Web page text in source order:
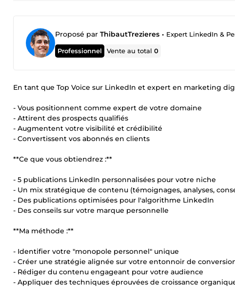
Proposé par ThibautTrezieres • Expert LinkedIn &
Professionnel Vente au total0
En tant que Top Voice sur LinkedIn et expert en marketing
- Vous positionnent comme expert de votre domaine
- Attirent des prospects qualifiés
- Augmentent votre visibilité et crédibilité
- Convertissent vos abonnés en clients
**Ce que vous obtiendrez :**
- 5 publications LinkedIn personnalisées pour votre niche
- Un mix stratégique de contenu (témoignages, analyses,
- Des publications optimisées pour l'algorithme LinkedIn
- Des conseils sur votre marque personnelle
**Ma méthode :**
- Identifier votre "monopole personnel" unique
- Créer une stratégie alignée sur votre entonnoir de
- Rédiger du contenu engageant pour votre audience
- Appliquer des techniques éprouvées de croissance